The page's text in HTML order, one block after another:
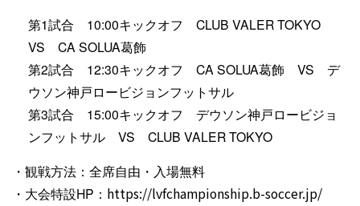
第1試合 10:00キックオフ CLUB VALER TOKYO
VS CA SOLUA葛飾
第2試合 12:30キックオフ CA SOLUA葛飾 VS デ
ウソン神戸ロービジョンフットサル
第3試合 15:00キックオフ デウソン神戸ロービジョ
ンフットサル VS CLUB VALER TOKYO
・観戦方法：全席自由・入場無料
・大会特設HP： https://lvfchampionship.b-soccer.jp/